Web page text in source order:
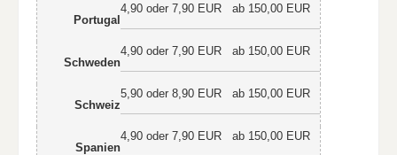
Portugal
4,90 oder 7,90 EUR ab 150,00 EUR
Schweden
4,90 oder 7,90 EUR ab 150,00 EUR
Schweiz
5,90 oder 8,90 EUR ab 150,00 EUR
Spanien
4,90 oder 7,90 EUR ab 150,00 EUR